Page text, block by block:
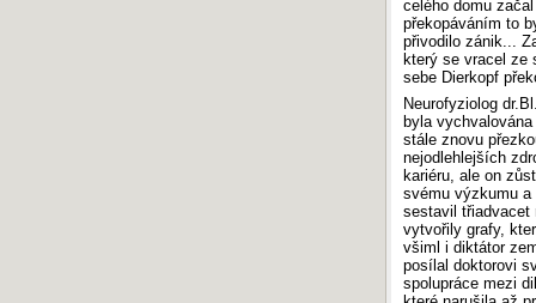
celého domu
překopáváním to
přivodilo zánik...
který se vracel ze
sebe Dierkopf
Neurofyziolog
byla
stále znovu
nejodlehlejších
kariéru, ale on
svému výzkumu a
sestavil třiadvacet
vytvořily grafy,
všiml i diktátor
posílal doktorovi
spolupráce mezi